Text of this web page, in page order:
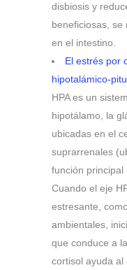
disbiosis y
beneficiosas, se
en el intestino.
El estrés por
hipotalámico-
HPA es un
hipotálamo, la
ubicadas en el
suprarrenales
función principal
Cuando el eje
estresante,
ambientales,
que conduce a
cortisol ayuda al